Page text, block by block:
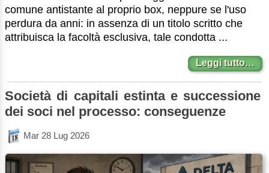
comune antistante al proprio box, neppure se l'uso
perdura da anni: in assenza di un titolo scritto che
attribuisca la facoltà esclusiva, tale condotta ...
Leggi tutto…
Società di capitali estinta e successione
dei soci nel processo: conseguenze
Mar 28 Lug 2026